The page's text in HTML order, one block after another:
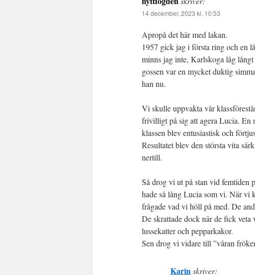
14 december, 2023 kl. 10:53
Apropå det här med lakan.
1957 gick jag i första ring och en
minns jag inte, Karlskoga låg
gossen var en mycket duktig
han nu.
Vi skulle uppvakta vår
frivilligt på sig att agera Lucia. En
klassen blev entusiastisk och
Resultatet blev den största vita
nertill.
Så drog vi ut på stan vid femtiden
hade så lång Lucia som vi. När vi
frågade vad vi höll på med. De
De skrattade dock när de fick
lussekatter och pepparkakor.
Sen drog vi vidare till ”våran
Karinskriver: